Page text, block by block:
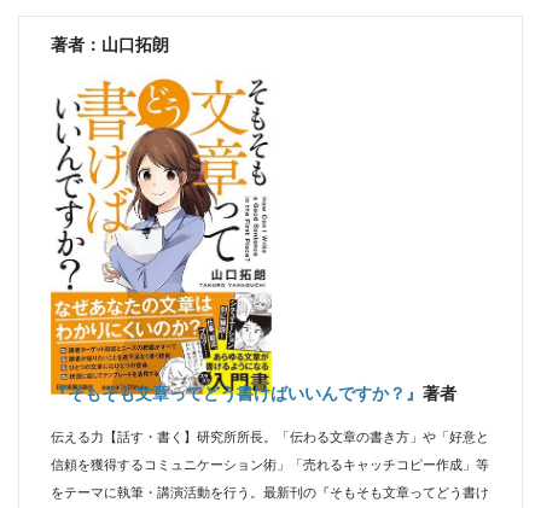
著者：山口拓朗
『そもそも文章ってどう書けばいいんですか？』 著者
伝える力【話す・書く】研究所所長。「伝わる文章の書き方」や「好意と
信頼を獲得するコミュニケーション術」「売れるキャッチコピー作成」等
をテーマに執筆・講演活動を行う。最新刊の『そもそも文章ってどう書け